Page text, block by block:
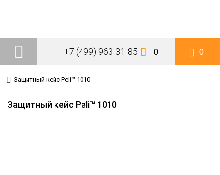
+7 (499) 963-31-85 0 0
Защитный кейс Peli™ 1010
Защитный кейс Peli™ 1010